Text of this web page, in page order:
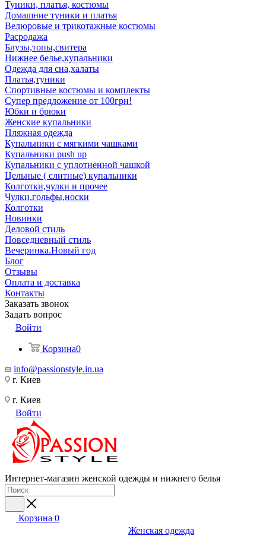
Туники, платья, костюмы
Домашние туники и платья
Велюровые и трикотажные костюмы
Расродажа
Блузы,топы,свитера
Нижнее белье,купальники
Одежда для сна,халаты
Платья,туники
Спортивные костюмы и комплекты
Супер предложение от 100грн!
Юбки и брюки
Женские купальники
Пляжная одежда
Купальники с мягкими чашками
Купальники push up
Купальники с уплотненной чашкой
Цельные ( слитные) купальники
Колготки,чулки и прочее
Чулки,гольфы,носки
Колготки
Новинки
Деловой стиль
Повседневный стиль
Вечеринка.Новый год
Блог
Отзывы
Оплата и доставка
Контакты
Заказать звонок
Задать вопрос
Войти
Корзина0
info@passionstyle.in.ua
г. Киев
г. Киев
Войти
Интернет-магазин женской одежды и нижнего белья
Корзина 0
Женская одежда